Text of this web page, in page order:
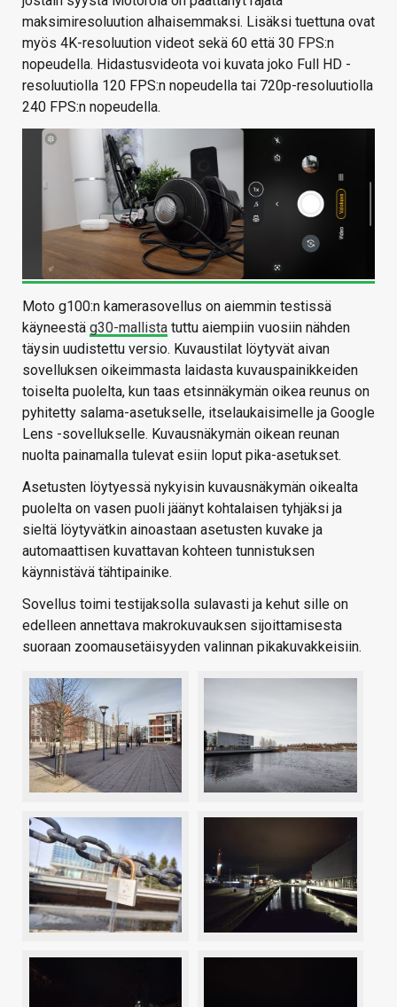
maksimiresoluution alhaisemmaksi. Lisäksi tuettuna ovat
myös 4K-resoluution videot sekä 60 että 30 FPS:n
nopeudella. Hidastusvideota voi kuvata joko Full HD -
resoluutiolla 120 FPS:n nopeudella tai 720p-resoluutiolla
240 FPS:n nopeudella.
Moto g100:n kamerasovellus on aiemmin testissä
käyneestä g30-mallista tuttu aiempiin vuosiin nähden
täysin uudistettu versio. Kuvaustilat löytyvät aivan
sovelluksen oikeimmasta laidasta kuvauspainikkeiden
toiselta puolelta, kun taas etsinnäkymän oikea reunus on
pyhitetty salama-asetukselle, itselaukaisimelle ja Google
Lens -sovellukselle. Kuvausnäkymän oikean reunan
nuolta painamalla tulevat esiin loput pika-asetukset.
Asetusten löytyessä nykyisin kuvausnäkymän oikealta
puolelta on vasen puoli jäänyt kohtalaisen tyhjäksi ja
sieltä löytyvätkin ainoastaan asetusten kuvake ja
automaattisen kuvattavan kohteen tunnistuksen
käynnistävä tähtipainike.
Sovellus toimi testijaksolla sulavasti ja kehut sille on
edelleen annettava makrokuvauksen sijoittamisesta
suoraan zoomausetäisyyden valinnan pikakuvakkeisiin.